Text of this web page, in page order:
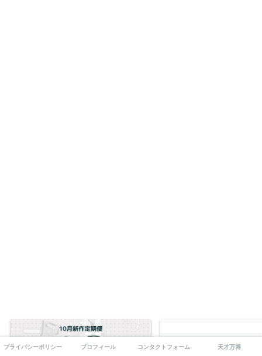
プライバシーポリシー プロフィール コンタクトフォーム 天才万博